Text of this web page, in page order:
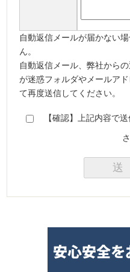
自動返信メールが届かない
ん。
自動返信メール、弊社から
が迷惑フォルダやメールア
て再度送信してください。
【確認】上記内容で送